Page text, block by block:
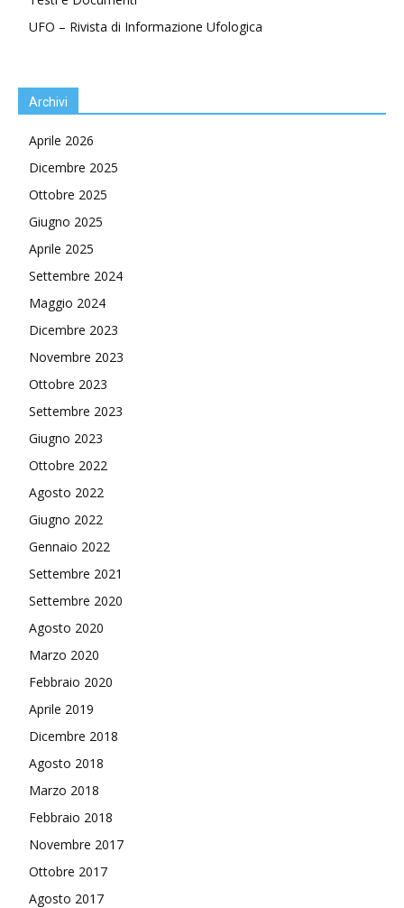
UFO – Rivista di Informazione Ufologica
Archivi
Aprile 2026
Dicembre 2025
Ottobre 2025
Giugno 2025
Aprile 2025
Settembre 2024
Maggio 2024
Dicembre 2023
Novembre 2023
Ottobre 2023
Settembre 2023
Giugno 2023
Ottobre 2022
Agosto 2022
Giugno 2022
Gennaio 2022
Settembre 2021
Settembre 2020
Agosto 2020
Marzo 2020
Febbraio 2020
Aprile 2019
Dicembre 2018
Agosto 2018
Marzo 2018
Febbraio 2018
Novembre 2017
Ottobre 2017
Agosto 2017